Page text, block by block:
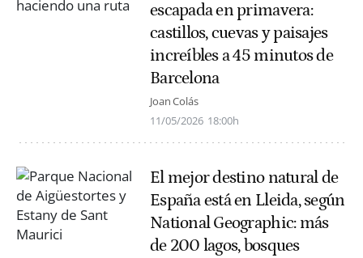
escapada en primavera:
castillos, cuevas y paisajes
increíbles a 45 minutos de
Barcelona
Joan Colás
11/05/2026 18:00h
El mejor destino natural de
España está en Lleida, según
National Geographic: más
de 200 lagos, bosques